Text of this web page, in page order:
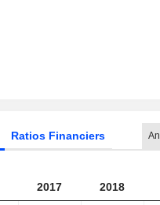
Ratios Financiers
2017 2018